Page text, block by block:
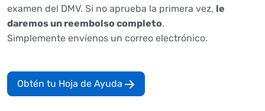
examen del DMV. Si no aprueba la primera vez, le
daremos un reembolso completo.
Simplemente envíenos un correo electrónico.
Obtén tu Hoja de Ayuda